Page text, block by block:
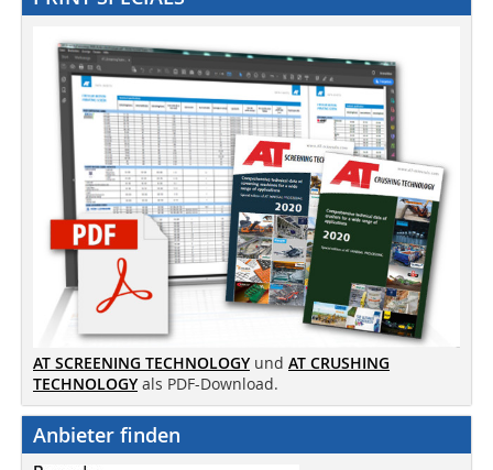
AT SCREENING TECHNOLOGY und AT CRUSHING
TECHNOLOGY als PDF-Download.
Anbieter finden